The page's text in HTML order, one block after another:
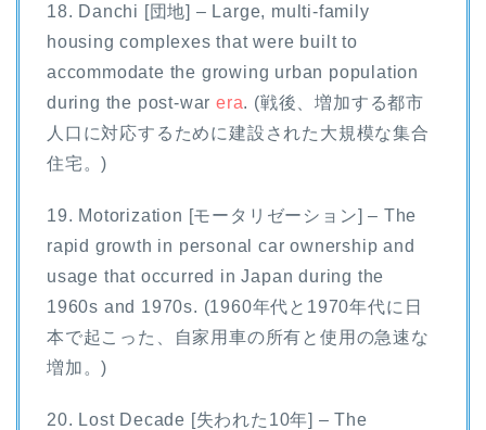
18. Danchi [団地] – Large, multi-family
housing complexes that were built to
accommodate the growing urban population
during the post-warera. (戦後、増加する都市
人口に対応するために建設された大規模な集合
住宅。)
19. Motorization [モータリゼーション] – The
rapid growth in personal car ownership and
usage that occurred in Japan during the
1960s and 1970s. (1960年代と1970年代に日
本で起こった、自家用車の所有と使用の急速な
増加。)
20. Lost Decade [失われた10年] – The